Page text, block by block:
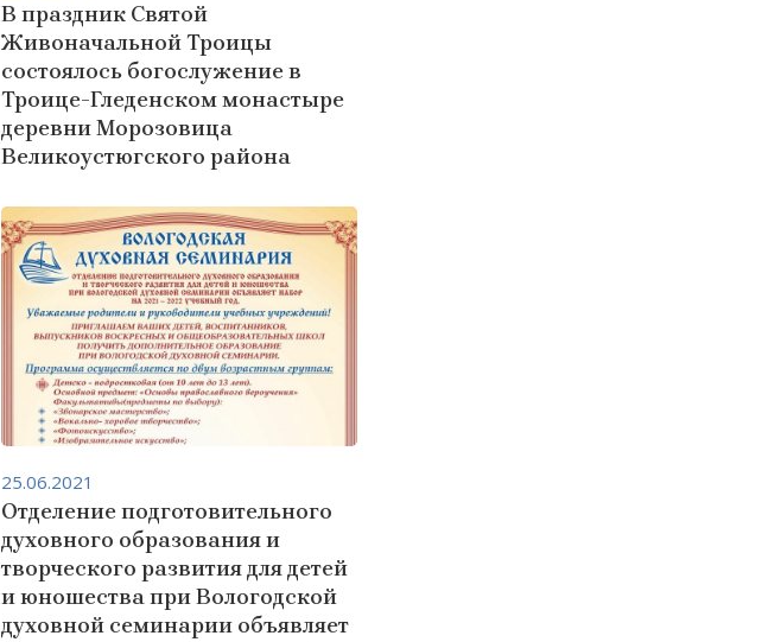
В праздник Святой
Живоначальной Троицы
состоялось богослужение в
Троице-Гледенском монастыре
деревни Морозовица
Великоустюгского района
Отделение подготовительного
духовного образования и
творческого развития для детей
и юношества при Вологодской
духовной семинарии объявляет
25.06.2021